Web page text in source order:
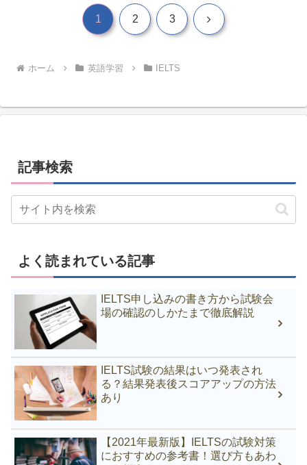
1 2 3 次
ホーム 英語学習 IELTS
記事検索
よく読まれている記事
IELTS申し込みの書き方から試験会
場の確認のしかたまで徹底解説
IELTS試験の結果はいつ発表され
る？結果発表後スコアアップの方法
あり
【2021年最新版】IELTSの試験対策
におすすめの参考書！選び方もあわ